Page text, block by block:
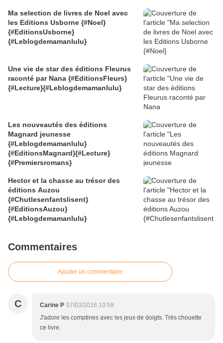
Ma selection de livres de Noel avec
les Editions Usborne {#Noel}
{#EditionsUsborne}
{#Leblogdemamanlulu}
Une vie de star des éditions Fleurus
raconté par Nana {#EditionsFleurs}
{#Lecture}{#Leblogdemamanlulu}
Les nouveautés des éditions
Magnard jeunesse
{#Leblogdemamanlulu}
{#EditionsMagnard}{#Lecture}
{#Premiersromans}
Hector et la chasse au trésor des
éditions Auzou
{#Chutlesenfantslisent}
{#EditionsAuzou}
{#Leblogdemamanlulu}
Commentaires
Ajouter un commentaire
C Carine P 07/03/2016 10:58
J'adore les comptines avec les jeux de doigts. Très chouette
ce livre.